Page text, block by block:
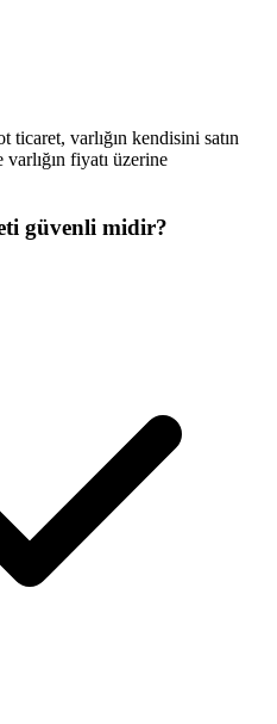
varlığın kendisini satın
fiyatı üzerine
güvenli midir?